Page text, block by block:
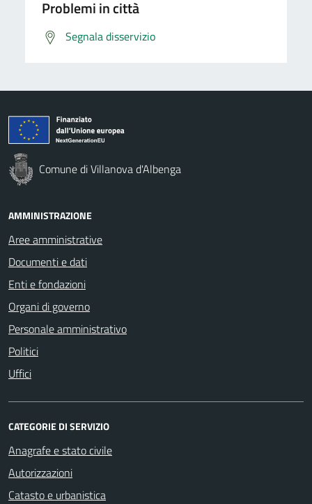
Problemi in città
Segnala disservizio
Comune di Villanova d'Albenga
AMMINISTRAZIONE
Aree amministrative
Documenti e dati
Enti e fondazioni
Organi di governo
Personale amministrativo
Politici
Uffici
CATEGORIE DI SERVIZIO
Anagrafe e stato civile
Autorizzazioni
Catasto e urbanistica